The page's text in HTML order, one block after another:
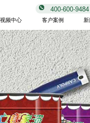
400-600-
视频中心 客户案例